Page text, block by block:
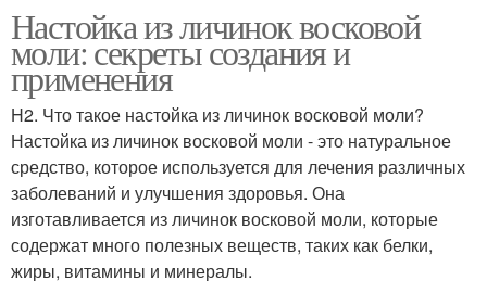
Настойка из личинок восковой
моли: секреты создания и
применения
H2. Что такое настойка из личинок восковой моли?
Настойка из личинок восковой моли - это натуральное
средство, которое используется для лечения различных
заболеваний и улучшения здоровья. Она
изготавливается из личинок восковой моли, которые
содержат много полезных веществ, таких как белки,
жиры, витамины и минералы.